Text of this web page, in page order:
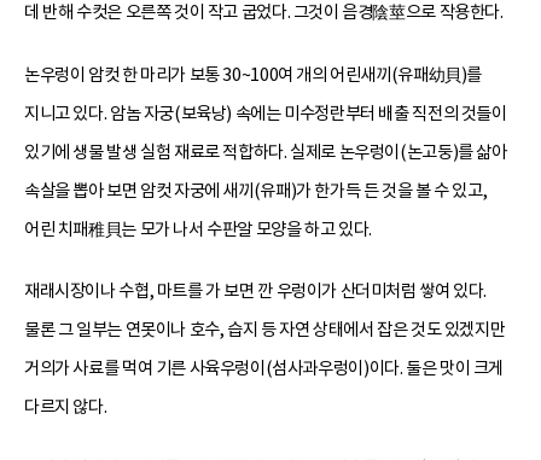
데 반해 수컷은 오른쪽 것이 작고 굽었다. 그것이 음경陰莖으로 작용한다.
논우렁이 암컷 한 마리가 보통 30~100여 개의 어린새끼(유패幼貝)를
지니고 있다. 암놈 자궁(보육낭) 속에는 미수정란부터 배출 직전의 것들이
있기에 생물 발생 실험 재료로 적합하다. 실제로 논우렁이(논고둥)를 삶아
속살을 뽑아 보면 암컷 자궁에 새끼(유패)가 한가득 든 것을 볼 수 있고,
어린 치패稚貝는 모가 나서 수판알 모양을 하고 있다.
재래시장이나 수협, 마트를 가 보면 깐 우렁이가 산더미처럼 쌓여 있다.
물론 그 일부는 연못이나 호수, 습지 등 자연 상태에서 잡은 것도 있겠지만
거의가 사료를 먹여 기른 사육우렁이(섬사과우렁이)이다. 둘은 맛이 크게
다르지 않다.